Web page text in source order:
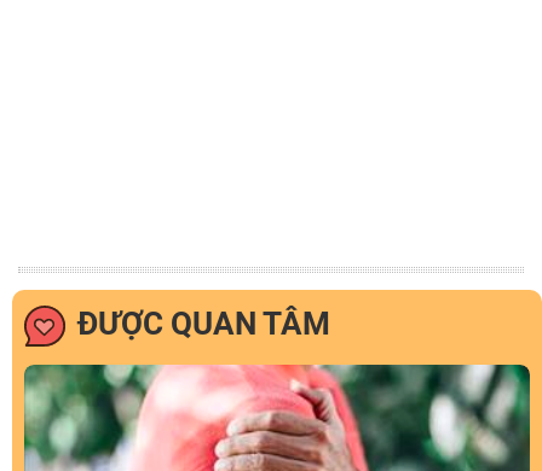
ĐƯỢC QUAN TÂM